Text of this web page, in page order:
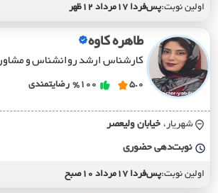
اولین نوبت:پس‌فردا 17مرداد 12ظهر
طاهره کاوه
کارشناس ارشد روانشناس و مشاور
5.0
%100 رضایتمندی
شهریار، خيابان وليعصر
نوبت‌دهی حضوری
اولین نوبت:پس‌فردا 17مرداد 10صبح